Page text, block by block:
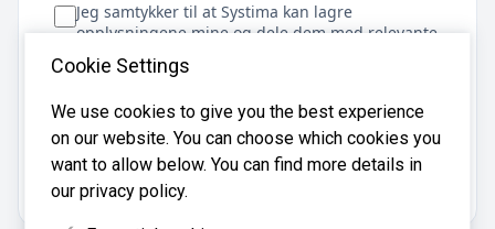
Jeg samtykker til at Systima kan lagre
opplysningene mine og dele dem med relevante
regnskapsbyråer for å hjelpe meg å finne
regnskapsfører
Få tilbud
Cookie Settings
We use cookies to give you the best experience
on our website. You can choose which cookies you
want to allow below. You can find more details in
our privacy policy.